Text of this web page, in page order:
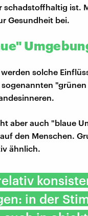
schadstoffhaltig ist.
Gesundheit bei.
solche
aber auch "blaue
den Menschen.
ähnlich.
in der